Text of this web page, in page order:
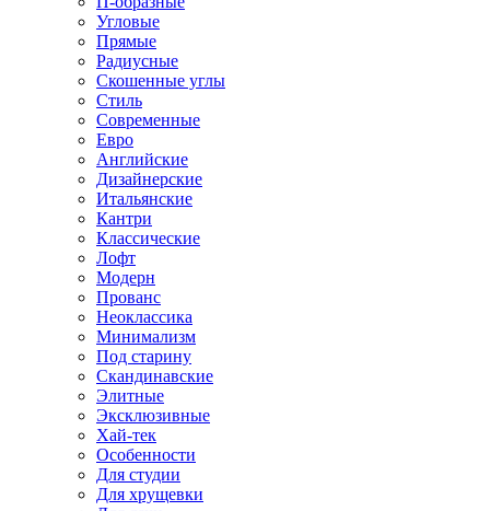
Угловые
Прямые
Радиусные
Скошенные углы
Стиль
Современные
Евро
Английские
Дизайнерские
Итальянские
Кантри
Классические
Лофт
Модерн
Прованс
Неоклассика
Минимализм
Под старину
Скандинавские
Элитные
Эксклюзивные
Хай-тек
Особенности
Для студии
Для хрущевки